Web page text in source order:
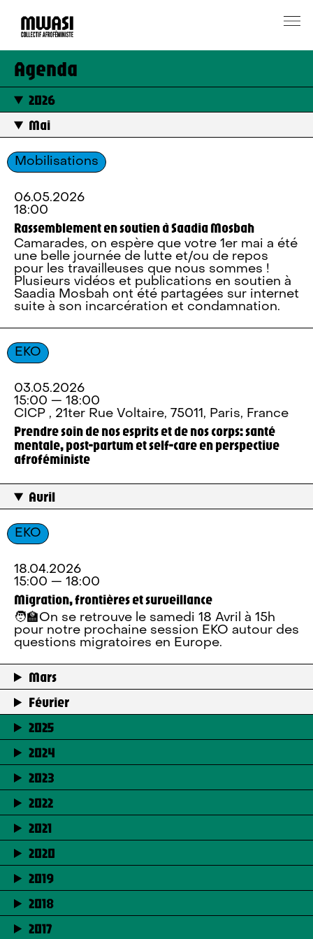
Agenda
2026
Mai
Mobilisations
06.05.2026
18:00
Rassemblement en soutien à Saadia Mosbah
Camarades, on espère que votre 1er mai a été
une belle journée de lutte et/ou de repos
pour les travailleuses que nous sommes !
Plusieurs vidéos et publications en soutien à
Saadia Mosbah ont été partagées sur internet
suite à son incarcération et condamnation.
EKO
03.05.2026
15:00 — 18:00
CICP , 21ter Rue Voltaire, 75011, Paris, France
Prendre soin de nos esprits et de nos corps: santé
mentale, post-partum et self-care en perspective
afroféministe
Avril
EKO
18.04.2026
15:00 — 18:00
Migration, frontières et surveillance
🧑‍🏫On se retrouve le samedi 18 Avril à 15h
pour notre prochaine session EKO autour des
questions migratoires en Europe.
Mars
Février
2025
2024
2023
2022
2021
2020
2019
2018
2017